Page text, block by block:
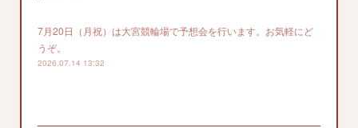
7月20日（月祝）は大宮競輪場で予想会を行います。お気軽にど
うぞ。
2026.07.14 13:32